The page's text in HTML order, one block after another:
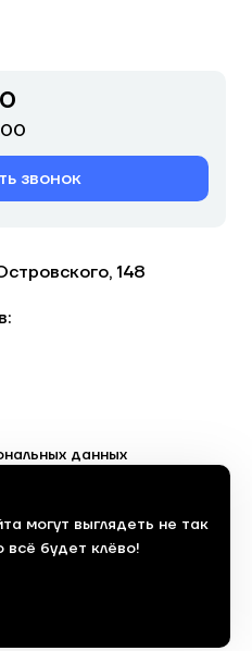
звонок
148
данных
сеть «Колесо»
могут выглядеть не так
всё будет клёво!